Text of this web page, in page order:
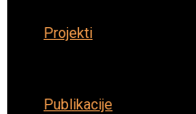
Projekti
Publikacije